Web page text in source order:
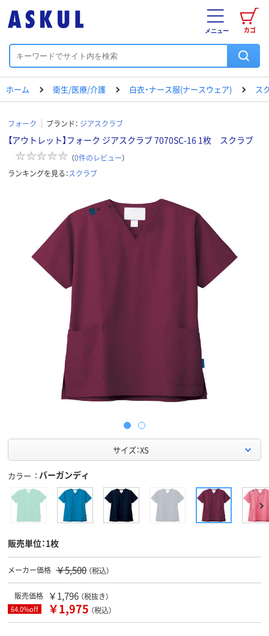
カゴ
メニュー
ホーム 衛生/医療/介護 白衣・ナース服(ナースウェア) ス
フォーク ブランド： ジアスクラブ
【アウトレット】フォーク ジアスクラブ 7070SC-16 1枚 スクラブ
（0件のレビュー）
ランキングを見る：スクラブ
サイズ：XS
カラー バーガンディ
販売単位：1枚
メーカー価格 ￥5,500 （税込）
販売価格 ￥1,796 （税抜き）
64.0%off ￥1,975 （税込）